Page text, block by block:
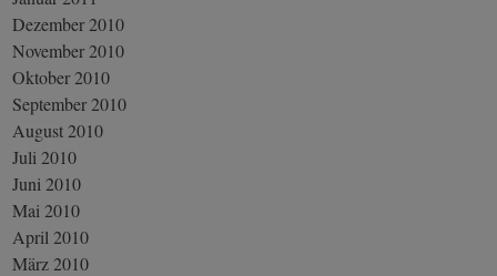
Dezember 2010
November 2010
Oktober 2010
September 2010
August 2010
Juli 2010
Juni 2010
Mai 2010
April 2010
März 2010